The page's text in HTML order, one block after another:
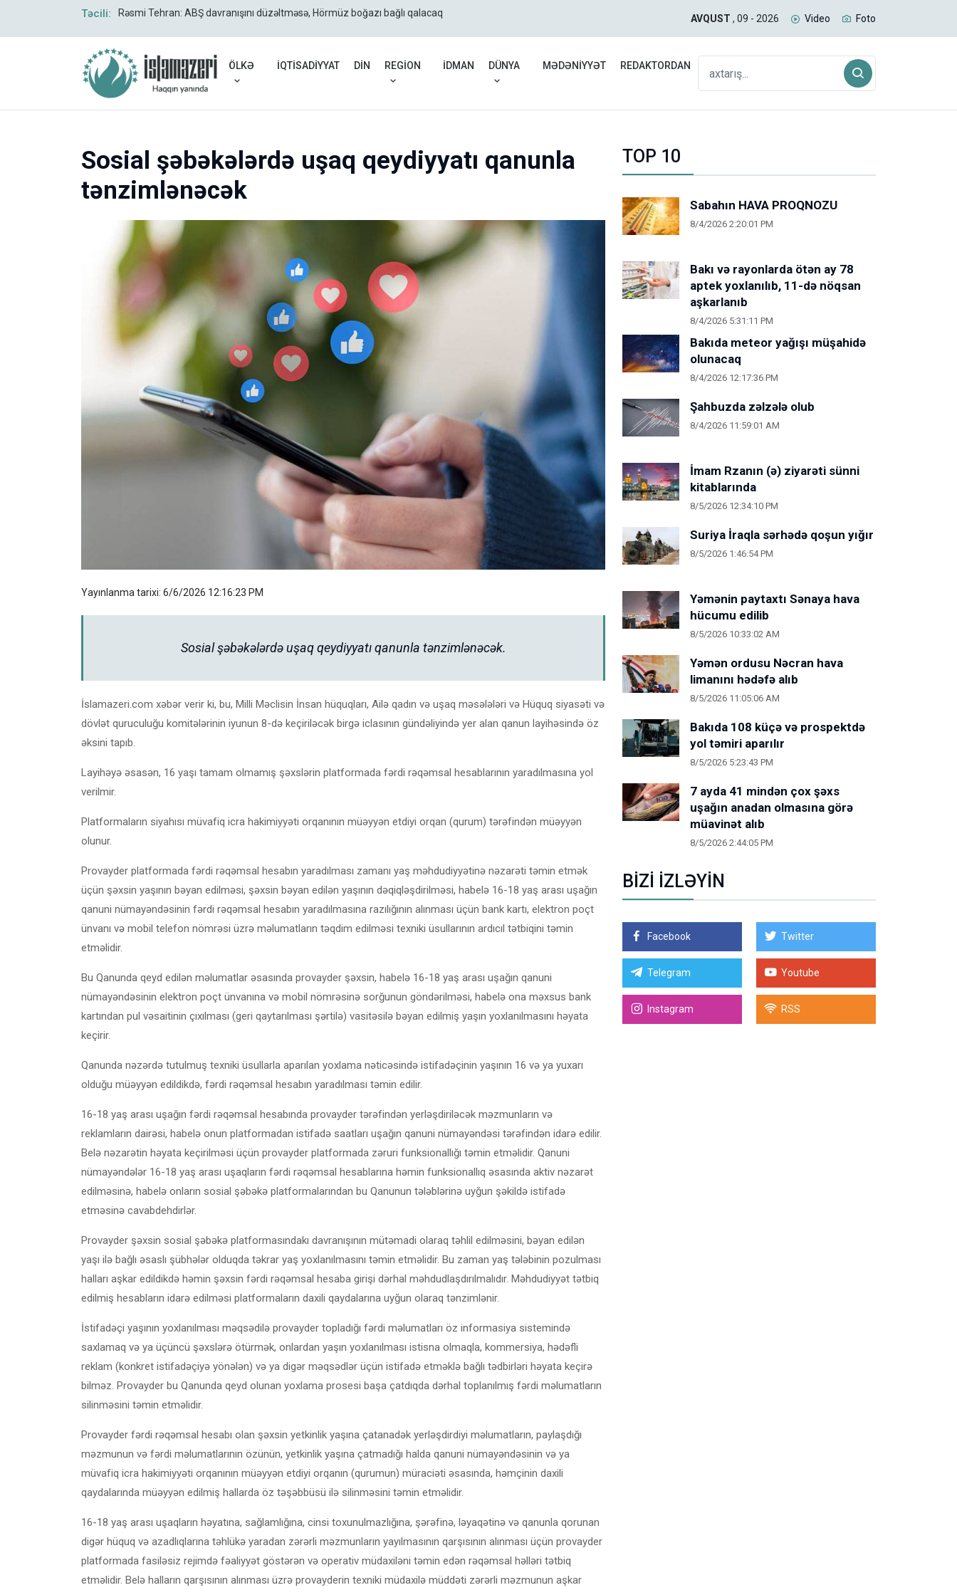
Təcili: Rəsmi Tehran: ABŞ davranışını düzəltməsə, Hörmüz boğazı bağlı qalacaq İran: ABŞ-ın quru hücum planını pozduqAVQUST , 09 - 2026 Video Foto
ÖLKƏ İQTİSADİYYAT DİN REGİON İDMAN DÜNYA MƏDƏNİYYƏT REDAKTORDAN
Sosial şəbəkələrdə uşaq qeydiyyatı qanunla
tənzimlənəcək
Yayınlanma tarixi: 6/6/2026 12:16:23 PM
Sosial şəbəkələrdə uşaq qeydiyyatı qanunla tənzimlənəcək.
İslamazeri.com xəbər verir ki, bu, Milli Məclisin İnsan hüquqları, Ailə qadın və uşaq məsələləri və Hüquq siyasəti və
dövlət quruculuğu komitələrinin iyunun 8-də keçiriləcək birgə iclasının gündəliyində yer alan qanun layihəsində öz
əksini tapıb.
Layihəyə əsasən, 16 yaşı tamam olmamış şəxslərin platformada fərdi rəqəmsal hesablarının yaradılmasına yol
verilmir.
Platformaların siyahısı müvafiq icra hakimiyyəti orqanının müəyyən etdiyi orqan (qurum) tərəfindən müəyyən
olunur.
Provayder platformada fərdi rəqəmsal hesabın yaradılması zamanı yaş məhdudiyyətinə nəzarəti təmin etmək
üçün şəxsin yaşının bəyan edilməsi, şəxsin bəyan edilən yaşının dəqiqləşdirilməsi, habelə 16-18 yaş arası uşağın
qanuni nümayəndəsinin fərdi rəqəmsal hesabın yaradılmasına razılığının alınması üçün bank kartı, elektron poçt
ünvanı və mobil telefon nömrəsi üzrə məlumatların təqdim edilməsi texniki üsullarının ardıcıl tətbiqini təmin
etməlidir.
Bu Qanunda qeyd edilən məlumatlar əsasında provayder şəxsin, habelə 16-18 yaş arası uşağın qanuni
nümayəndəsinin elektron poçt ünvanına və mobil nömrəsinə sorğunun göndərilməsi, habelə ona məxsus bank
kartından pul vəsaitinin çıxılması (geri qaytarılması şərtilə) vasitəsilə bəyan edilmiş yaşın yoxlanılmasını həyata
keçirir.
Qanunda nəzərdə tutulmuş texniki üsullarla aparılan yoxlama nəticəsində istifadəçinin yaşının 16 və ya yuxarı
olduğu müəyyən edildikdə, fərdi rəqəmsal hesabın yaradılması təmin edilir.
16-18 yaş arası uşağın fərdi rəqəmsal hesabında provayder tərəfindən yerləşdiriləcək məzmunların və
reklamların dairəsi, habelə onun platformadan istifadə saatları uşağın qanuni nümayəndəsi tərəfindən idarə edilir.
Belə nəzarətin həyata keçirilməsi üçün provayder platformada zəruri funksionallığı təmin etməlidir. Qanuni
nümayəndələr 16-18 yaş arası uşaqların fərdi rəqəmsal hesablarına həmin funksionallıq əsasında aktiv nəzarət
edilməsinə, habelə onların sosial şəbəkə platformalarından bu Qanunun tələblərinə uyğun şəkildə istifadə
etməsinə cavabdehdirlər.
Provayder şəxsin sosial şəbəkə platformasındakı davranışının mütəmadi olaraq təhlil edilməsini, bəyan edilən
yaşı ilə bağlı əsaslı şübhələr olduqda təkrar yaş yoxlanılmasını təmin etməlidir. Bu zaman yaş tələbinin pozulması
halları aşkar edildikdə həmin şəxsin fərdi rəqəmsal hesaba girişi dərhal məhdudlaşdırılmalıdır. Məhdudiyyət tətbiq
edilmiş hesabların idarə edilməsi platformaların daxili qaydalarına uyğun olaraq tənzimlənir.
İstifadəçi yaşının yoxlanılması məqsədilə provayder topladığı fərdi məlumatları öz informasiya sistemində
saxlamaq və ya üçüncü şəxslərə ötürmək, onlardan yaşın yoxlanılması istisna olmaqla, kommersiya, hədəfli
reklam (konkret istifadəçiyə yönələn) və ya digər məqsədlər üçün istifadə etməklə bağlı tədbirləri həyata keçirə
bilməz. Provayder bu Qanunda qeyd olunan yoxlama prosesi başa çatdıqda dərhal toplanılmış fərdi məlumatların
silinməsini təmin etməlidir.
Provayder fərdi rəqəmsal hesabı olan şəxsin yetkinlik yaşına çatanadək yerləşdirdiyi məlumatların, paylaşdığı
məzmunun və fərdi məlumatlarının özünün, yetkinlik yaşına çatmadığı halda qanuni nümayəndəsinin və ya
müvafiq icra hakimiyyəti orqanının müəyyən etdiyi orqanın (qurumun) müraciəti əsasında, həmçinin daxili
qaydalarında müəyyən edilmiş hallarda öz təşəbbüsü ilə silinməsini təmin etməlidir.
16-18 yaş arası uşaqların həyatına, sağlamlığına, cinsi toxunulmazlığına, şərəfinə, ləyaqətinə və qanunla qorunan
digər hüquq və azadlıqlarına təhlükə yaradan zərərli məzmunların yayılmasının qarşısının alınması üçün provayder
platformada fasiləsiz rejimdə fəaliyyət göstərən və operativ müdaxiləni təmin edən rəqəmsal həlləri tətbiq
etməlidir. Belə halların qarşısının alınması üzrə provayderin texniki müdaxilə müddəti zərərli məzmunun aşkar
TOP 10
Sabahın HAVA PROQNOZU
8/4/2026 2:20:01 PM
Bakı və rayonlarda ötən ay 78
aptek yoxlanılıb, 11-də nöqsan
aşkarlanıb
8/4/2026 5:31:11 PM
Bakıda meteor yağışı müşahidə
olunacaq
8/4/2026 12:17:36 PM
Şahbuzda zəlzələ olub
8/4/2026 11:59:01 AM
İmam Rzanın (ə) ziyarəti sünni
kitablarında
8/5/2026 12:34:10 PM
Suriya İraqla sərhədə qoşun yığır
8/5/2026 1:46:54 PM
Yəmənin paytaxtı Sənaya hava
hücumu edilib
8/5/2026 10:33:02 AM
Yəmən ordusu Nəcran hava
limanını hədəfə alıb
8/5/2026 11:05:06 AM
Bakıda 108 küçə və prospektdə
yol təmiri aparılır
8/5/2026 5:23:43 PM
7 ayda 41 mindən çox şəxs
uşağın anadan olmasına görə
müavinət alıb
8/5/2026 2:44:05 PM
BİZİ İZLƏYİN
Facebook Twitter
Telegram Youtube
Instagram RSS